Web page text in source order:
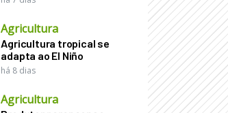
Agricultura
Agricultura tropical se
adapta ao El Niño
há 8 dias
Agricultura